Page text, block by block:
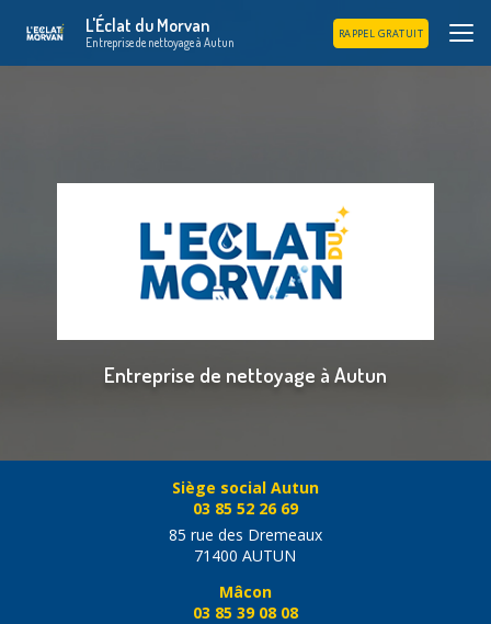
principal
L'Éclat du Morvan
Entreprise de nettoyage à Autun
RAPPEL GRATUIT
Entreprise de nettoyage à Autun
Siège social Autun
03 85 52 26 69
85 rue des Dremeaux
71400 AUTUN
Mâcon
03 85 39 08 08